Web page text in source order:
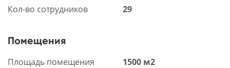
Кол-во сотрудников 29
Помещения
Площадь помещения
1500 м2